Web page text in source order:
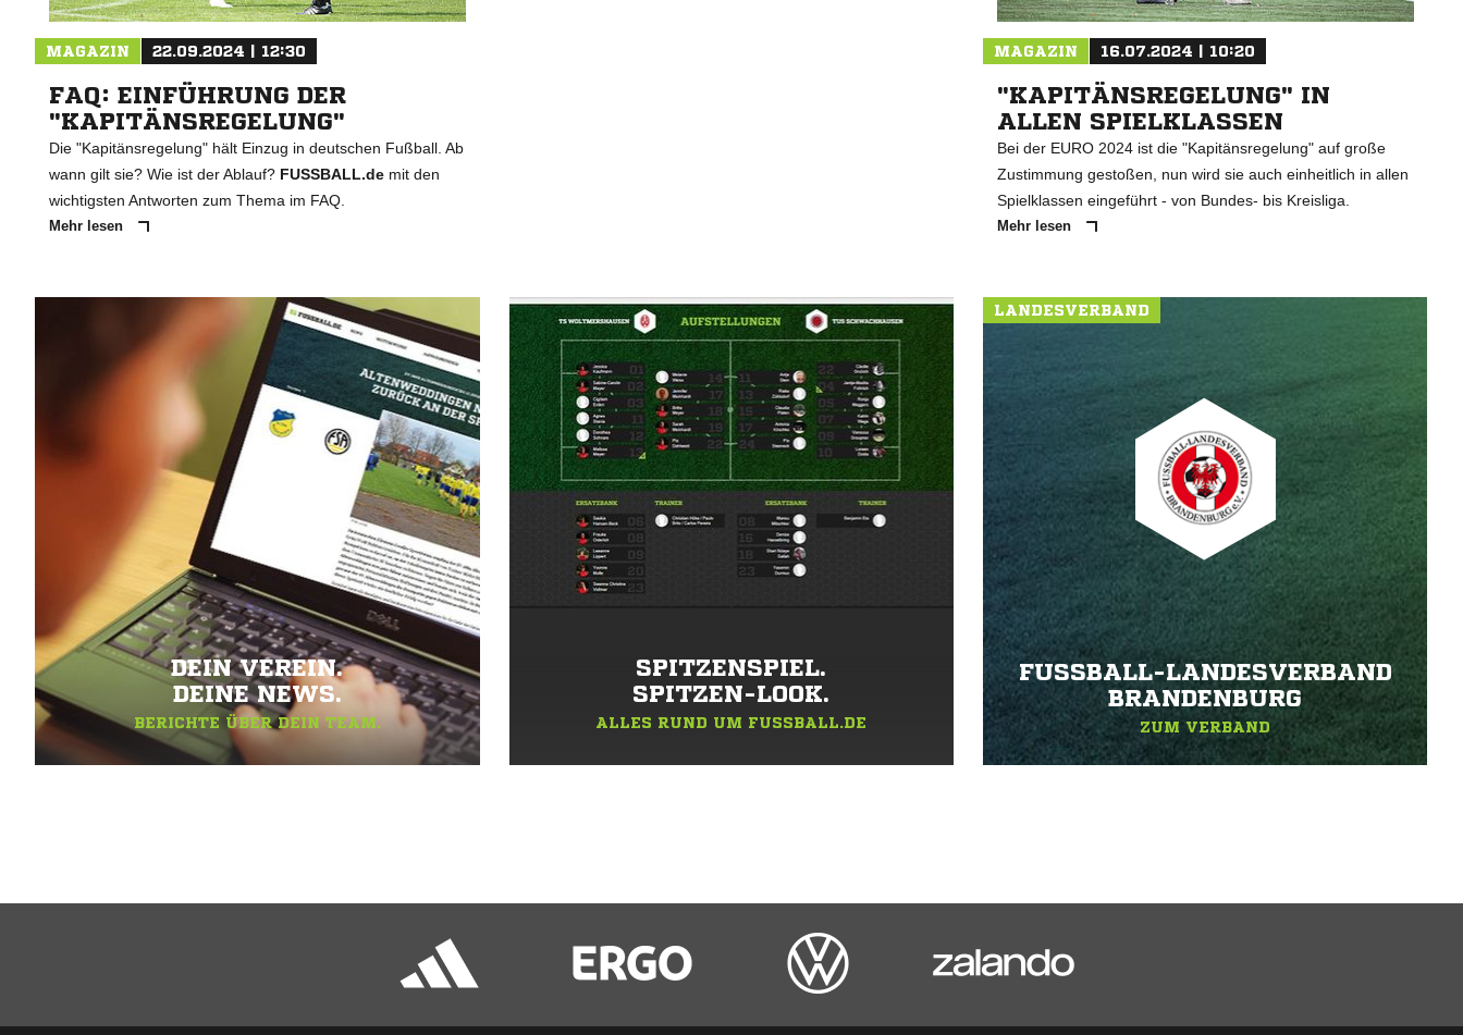
MAGAZIN 22.09.2024 | 12:30
FAQ: EINFÜHRUNG DER
"KAPITÄNSREGELUNG"
Die "Kapitänsregelung" hält Einzug in deutschen Fußball. Ab
wann gilt sie? Wie ist der Ablauf? FUSSBALL.de mit den
wichtigsten Antworten zum Thema im FAQ.
Mehr lesen
MAGAZIN 16.07.2024 | 10:20
"KAPITÄNSREGELUNG" IN
ALLEN SPIELKLASSEN
Bei der EURO 2024 ist die "Kapitänsregelung" auf große
Zustimmung gestoßen, nun wird sie auch einheitlich in allen
Spielklassen eingeführt - von Bundes- bis Kreisliga.
Mehr lesen
DEIN VEREIN.
DEINE NEWS.
BERICHTE ÜBER DEIN TEAM.
SPITZENSPIEL.
SPITZEN-LOOK.
ALLES RUND UM FUSSBALL.DE
LANDESVERBAND
FUSSBALL-LANDESVERBAND B
RANDENBURG
ZUM VERBAND